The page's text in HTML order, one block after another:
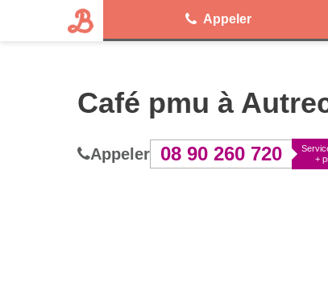
Appeler
Café pmu à
Appeler 08 90 260 720
+